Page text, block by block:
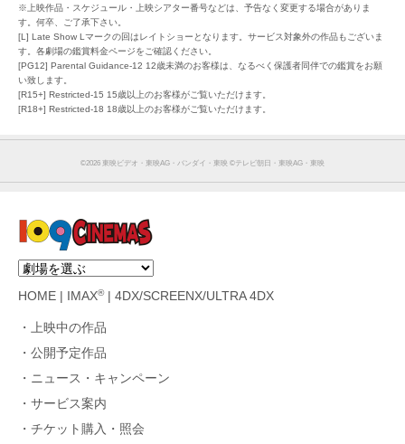
※上映作品・スケジュール・上映シアター番号などは、予告なく変更する場合がありま
す。何卒、ご了承下さい。
[L] Late Show Lマークの回はレイトショーとなります。サービス対象外の作品もございま
す。各劇場の鑑賞料金ページをご確認ください。
[PG12] Parental Guidance-12 12歳未満のお客様は、なるべく保護者同伴での鑑賞をお願
い致します。
[R15+] Restricted-15 15歳以上のお客様がご覧いただけます。
[R18+] Restricted-18 18歳以上のお客様がご覧いただけます。
©︎2026 東映ビデオ・東映AG・バンダイ・東映 ©︎テレビ朝日・東映AG・東映
HOME IMAX®| 4DX/SCREENX/ULTRA 4DX
上映中の作品
公開予定作品
ニュース・キャンペーン
サービス案内
チケット購入・照会